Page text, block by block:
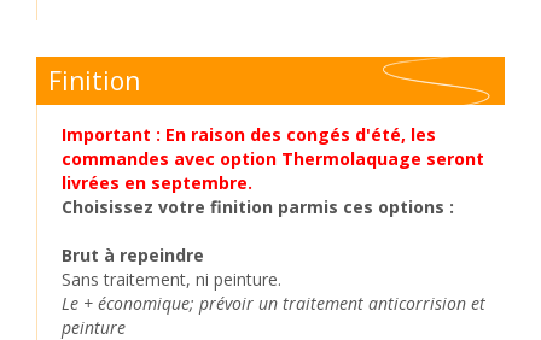
Finition
Important : En raison des congés d'été, les
commandes avec option Thermolaquage seront
livrées en septembre.
Choisissez votre finition parmis ces options :
Brut à repeindre
Sans traitement, ni peinture.
Le + économique; prévoir un traitement anticorrision et
peinture